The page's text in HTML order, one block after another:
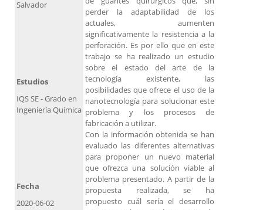
perder la adaptabilidad de los
actuales, aumenten
significativamente la resistencia a la
perforación. Es por ello que en este
trabajo se ha realizado un estudio
sobre el estado del arte de la
tecnología existente, las
posibilidades que ofrece el uso de la
nanotecnología para solucionar este
problema y los procesos de
fabricación a utilizar.
Con la información obtenida se han
evaluado las diferentes alternativas
para proponer un nuevo material
que ofrezca una solución viable al
problema presentado. A partir de la
propuesta realizada, se ha
propuesto cuál sería el desarrollo
Salvador
Estudios
IQS SE - Grado en
Ingeniería Química
Fecha
2020-06-02